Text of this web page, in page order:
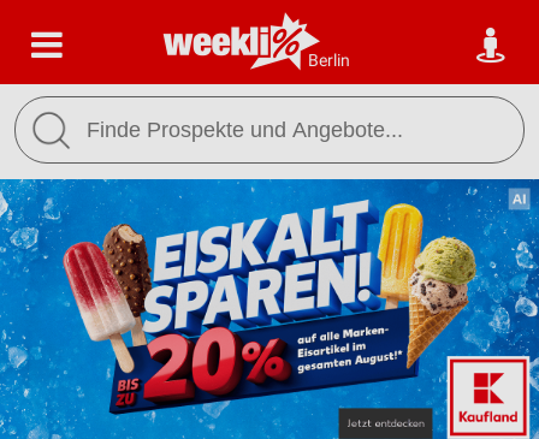
Berlin